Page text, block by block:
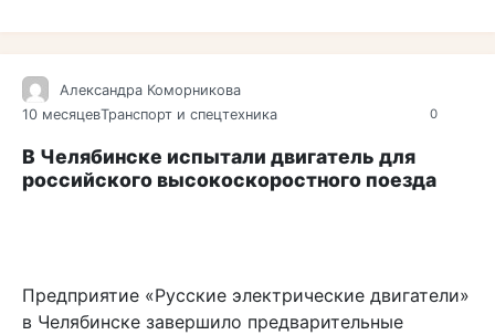
0
Александра Коморникова
10 месяцевТранспорт и спецтехника
В Челябинске испытали двигатель для
российского высокоскоростного поезда
Предприятие «Русские электрические двигатели»
в Челябинске завершило предварительные